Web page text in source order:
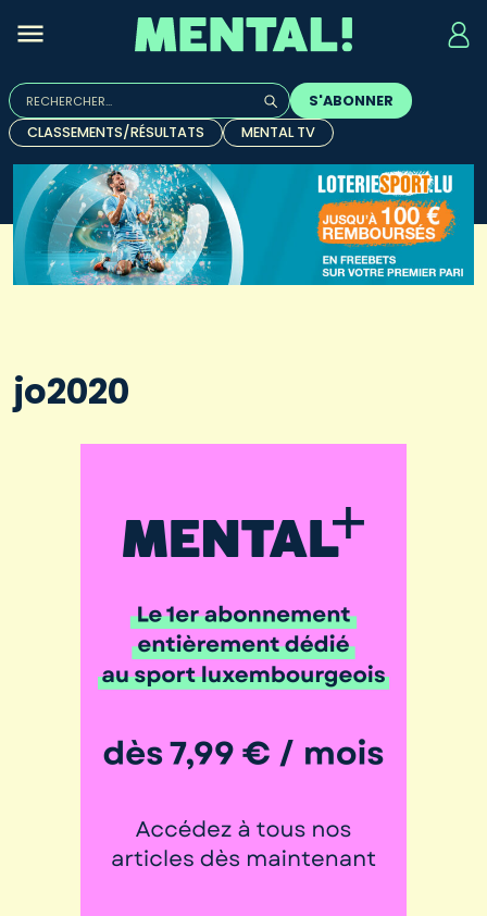
Rechercher :
Quand les résultats de l'auto-complétion sont
S'ABONNER
CLASSEMENTS/RÉSULTATS
MENTAL TV
jo2020